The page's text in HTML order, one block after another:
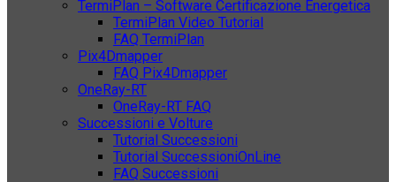
TermiPlan – Software Certificazione Energetica
TermiPlan Video Tutorial
FAQ TermiPlan
Pix4Dmapper
FAQ Pix4Dmapper
OneRay-RT
OneRay-RT FAQ
Successioni e Volture
Tutorial Successioni
Tutorial SuccessioniOnLine
FAQ Successioni